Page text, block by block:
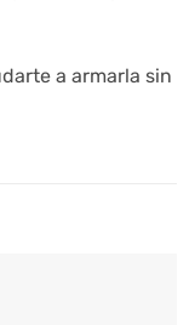
a armarla sin